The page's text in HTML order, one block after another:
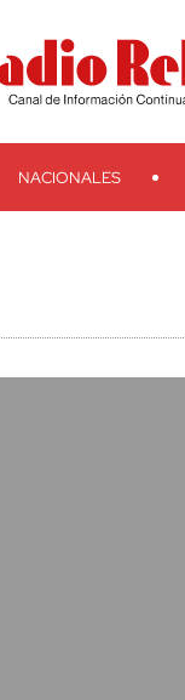
Ivoox RSS Search
NACIONALES